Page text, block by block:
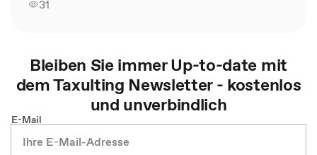
31
Bleiben Sie immer Up-to-date mit
demTaxulting Newsletter - kostenlos
und unverbindlich
E-Mail